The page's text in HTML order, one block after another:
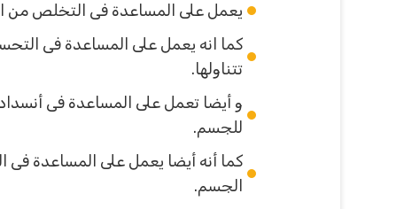
يعمل على المساعدة فى التخلص من
كما انه يعمل على المساعدة فى
تتناولها.
و أيضا تعمل على المساعدة فى
للجسم.
كما أنه أيضا يعمل على المساعدة
الجسم.